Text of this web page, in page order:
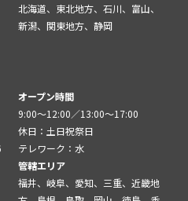
北海道、東北地方、石川、富山、
新潟、関東地方、静岡
オープン時間
9:00～12:00／13:00～17:00
休日：土日祝祭日
テレワーク：水
管轄エリア
福井、岐阜、愛知、三重、近畿地